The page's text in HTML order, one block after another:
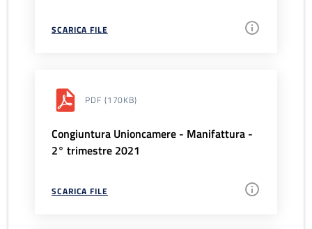
SCARICA FILE
PDF (170KB)
Congiuntura Unioncamere - Manifattura -
2° trimestre 2021
SCARICA FILE